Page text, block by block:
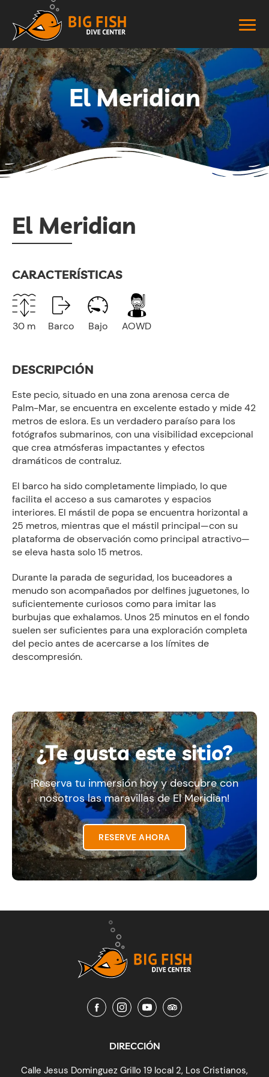
El Meridian
El Meridian
CARACTERÍSTICAS
30 m Barco Bajo AOWD
DESCRIPCIÓN
Este pecio, situado en una zona arenosa cerca de
Palm-Mar, se encuentra en excelente estado y mide 42
metros de eslora. Es un verdadero paraíso para los
fotógrafos submarinos, con una visibilidad excepcional
que crea atmósferas impactantes y efectos
dramáticos de contraluz.
El barco ha sido completamente limpiado, lo que
facilita el acceso a sus camarotes y espacios
interiores. El mástil de popa se encuentra horizontal a
25 metros, mientras que el mástil principal—con su
plataforma de observación como principal atractivo—
se eleva hasta solo 15 metros.
Durante la parada de seguridad, los buceadores a
menudo son acompañados por delfines juguetones, lo
suficientemente curiosos como para imitar las
burbujas que exhalamos. Unos 25 minutos en el fondo
suelen ser suficientes para una exploración completa
del pecio antes de acercarse a los límites de
descompresión.
¿Te gusta este sitio?
¡Reserva tu inmersión hoy y descubre con
nosotros las maravillas de El Meridian!
RESERVE AHORA
DIRECCIÓN
Calle Jesus Dominguez Grillo 19 local 2, Los Cristianos,